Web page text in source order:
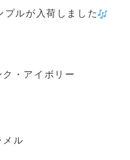
プルが入荷しました
ク・アイボリー
メル